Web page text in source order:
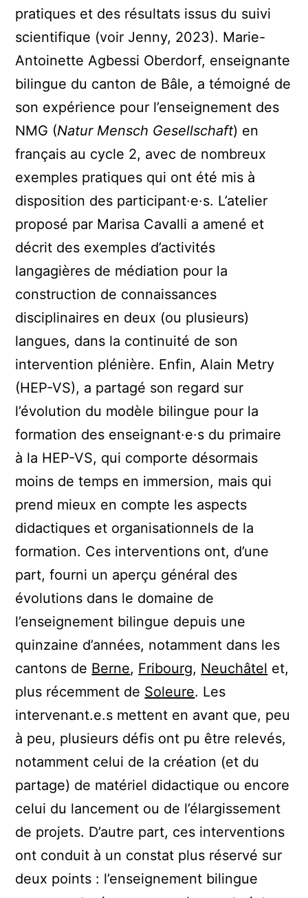
pratiques et des résultats issus du suivi
scientifique (voir Jenny, 2023). Marie-
Antoinette Agbessi Oberdorf, enseignante
bilingue du canton de Bâle, a témoigné de
son expérience pour l’enseignement des
NMG (Natur Mensch Gesellschaft) en
français au cycle 2, avec de nombreux
exemples pratiques qui ont été mis à
disposition des participant·e·s. L’atelier
proposé par Marisa Cavalli a amené et
décrit des exemples d’activités
langagières de médiation pour la
construction de connaissances
disciplinaires en deux (ou plusieurs)
langues, dans la continuité de son
intervention plénière. Enfin, Alain Metry
(HEP-VS), a partagé son regard sur
l’évolution du modèle bilingue pour la
formation des enseignant·e·s du primaire
à la HEP-VS, qui comporte désormais
moins de temps en immersion, mais qui
prend mieux en compte les aspects
didactiques et organisationnels de la
formation. Ces interventions ont, d’une
part, fourni un aperçu général des
évolutions dans le domaine de
l’enseignement bilingue depuis une
quinzaine d’années, notamment dans les
cantons de Berne, Fribourg, Neuchâtel et,
plus récemment de Soleure. Les
intervenant.e.s mettent en avant que, peu
à peu, plusieurs défis ont pu être relevés,
notamment celui de la création (et du
partage) de matériel didactique ou encore
celui du lancement ou de l’élargissement
de projets. D’autre part, ces interventions
ont conduit à un constat plus réservé sur
deux points : l’enseignement bilingue